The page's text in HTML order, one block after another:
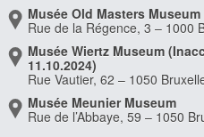
Musée Old Masters Museum
Rue de la Régence, 3 – 1000
Musée Wiertz Museum
11.10.2024)
Rue Vautier, 62 – 1050
Musée Meunier Museum
Rue de l’Abbaye, 59 – 1050